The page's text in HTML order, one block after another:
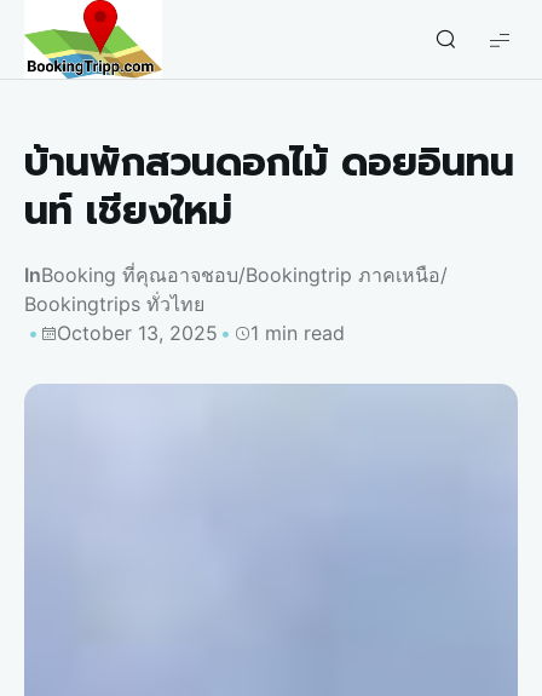
bookingtripp.com
บ้านพักสวนดอกไม้ ดอยอินทน
นท์ เชียงใหม่
InBooking ที่คุณอาจชอบ/Bookingtrip ภาคเหนือ/
Bookingtrips ทั่วไทย
October 13, 2025
1 min read